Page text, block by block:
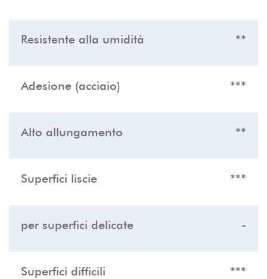
Resistente alla umidità **
Adesione (acciaio) ***
Alto allungamento **
Superfici liscie ***
per superfici delicate -
Superfici difficili ***